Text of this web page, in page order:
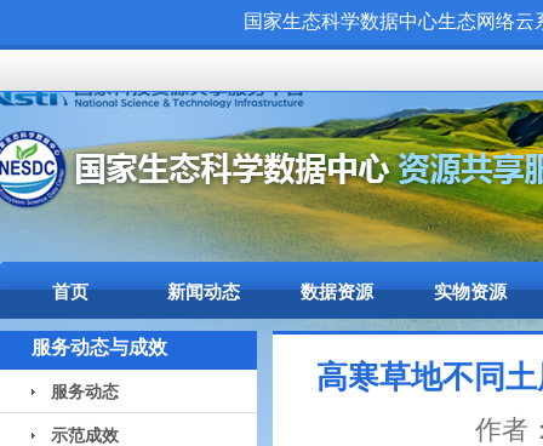
国家生态科学数据中心生态网络
首页 新闻动态 数据资源 实物资源
服务动态与成效
服务动态
示范成效
高寒草地不同
作者